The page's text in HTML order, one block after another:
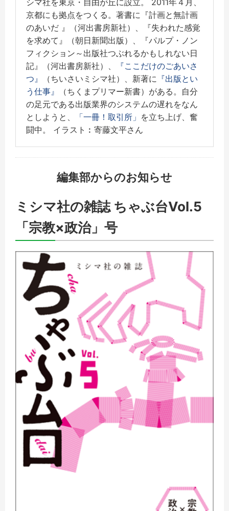
京都にも拠点をつくる。著書に『計画と無計画
のあいだ 』（河出書房新社）、『失われた感覚
を求めて』（朝日新聞出版）、『パルプ・ノン
フィクション～出版社つぶれるかもしれない日
記』（河出書房新社）、
『ここだけのごあいさ
つ』
（ちいさいミシマ社）、新著に 『出版とい
う仕事』
（ちくまプリマー新書）がある。自分
の足元である出版業界のシステムの遅れをなん
としようと、
「一冊！取引所」 を立ち上げ、奮
闘中。 イラスト︰寄藤文平さん
編集部からのお知らせ
ミシマ社の雑誌 ちゃぶ台Vol.5
「宗教×政治」号